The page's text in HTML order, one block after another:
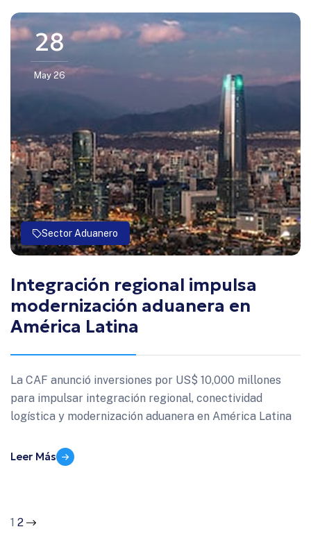
28
May 26
Sector Aduanero
Integración regional impulsa
modernización aduanera en
América Latina
La CAF anunció inversiones por US$ 10,000 millones
para impulsar integración regional, conectividad
logística y modernización aduanera en América Latina
Leer Más
1 2